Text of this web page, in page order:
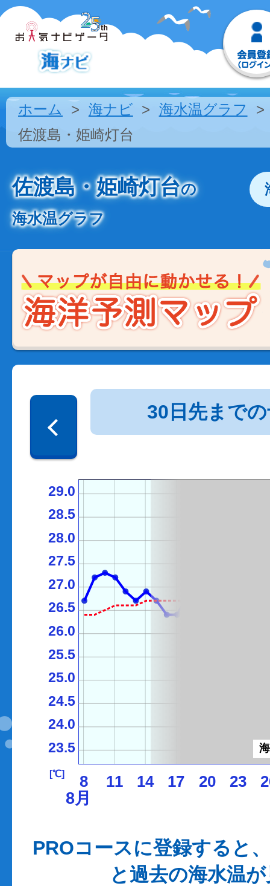
ホーム 海ナビ
海水温グラフ
佐渡島・姫崎灯台
佐渡島・姫崎灯台の
海水温グラフ
30日先まで
8 11 14 17 20 23
23.5
24.0
24.5
25.0
25.5
26.0
26.5
27.0
27.5
28.0
28.5
29.0
[℃]
8月
PROコースに登録すると
と過去の海水温